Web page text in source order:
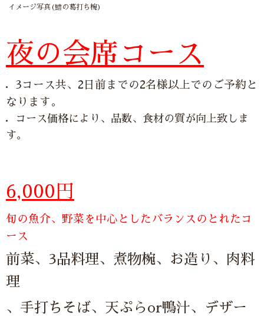
イメージ写真(鱧の葛打ち椀)
夜の会席コース
3コース共、2日前までの2名様以上でのご予約と
なります。
コース価格により、品数、食材の質が向上致しま
す。
6,000円
旬の魚介、野菜を中心としたバランスのとれたコ
ース
前菜、3品料理、煮物椀、お造り、肉料
理
、手打ちそば、天ぷらor鴨汁、デザー